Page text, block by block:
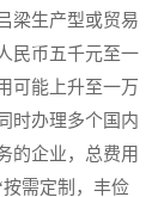
梁生产型或贸易
民币五千元至一
可能上升至一万
时办理多个国内
的企业，总费用
需定制，丰俭